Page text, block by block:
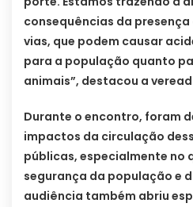
consequências da presença
vias, que podem causar
para a população quanto
animais”, destacou a
Durante o encontro, foram
impactos da circulação
públicas, especialmente no
segurança da população e
audiência também abriu